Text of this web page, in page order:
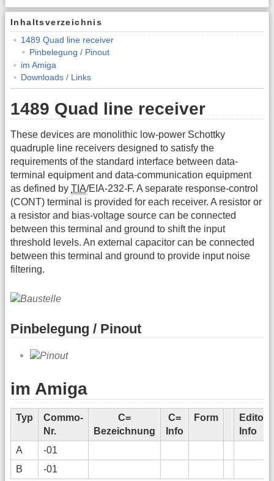
Inhaltsverzeichnis
1489 Quad line receiver
Pinbelegung / Pinout
im Amiga
Downloads / Links
1489 Quad line receiver
These devices are monolithic low-power Schottky
quadruple line receivers designed to satisfy the
requirements of the standard interface between data-
terminal equipment and data-communication equipment
as defined by TIA/EIA-232-F. A separate response-control
(CONT) terminal is provided for each receiver. A resistor or
a resistor and bias-voltage source can be connected
between this terminal and ground to shift the input
threshold levels. An external capacitor can be connected
between this terminal and ground to provide input noise
filtering.
Pinbelegung / Pinout
im Amiga
Typ
Commo-
Nr.
C=
Bezeichnung
C=
Info
Form
Editors
Info
A
-01
B
-01